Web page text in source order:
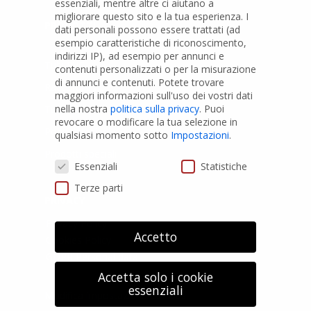
PRODOTTI
Tubi PVC
Raccordi PVC
Tubi e Raccordi in PVC-A
Pozzi Artesiani
Privacy Policy
GDPR Personal data
Modifica impostazione Cookies
essenziali, mentre altre ci aiutano a
migliorare questo sito e la tua esperienza. I
dati personali possono essere trattati (ad
esempio caratteristiche di riconoscimento,
indirizzi IP), ad esempio per annunci e
contenuti personalizzati o per la misurazione
di annunci e contenuti. Potete trovare
maggiori informazioni sull'uso dei vostri dati
nella nostra politica sulla privacy. Puoi
revocare o modificare la tua selezione in
qualsiasi momento sotto Impostazioni.
Preferenze Privacy
Essenziali
Statistiche
Terze parti
Accetto
Accetta solo i cookie
essenziali